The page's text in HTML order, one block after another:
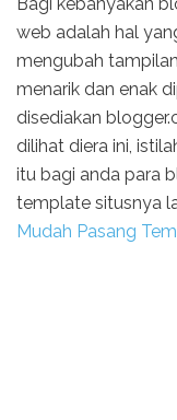
web adalah hal
mengubah
menarik dan enak
disediakan
dilihat diera ini,
itu bagi anda para
template situsnya
Mudah Pasang